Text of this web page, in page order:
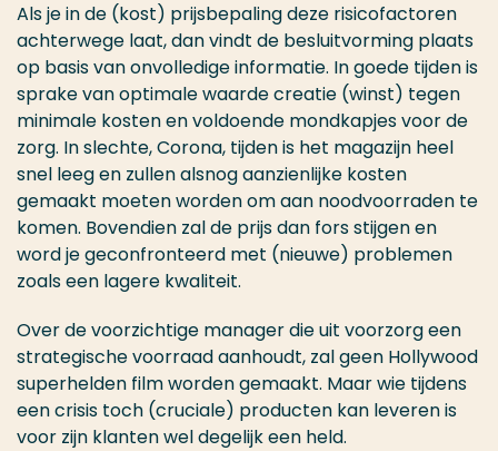
Als je in de (kost) prijsbepaling deze risicofactoren
achterwege laat, dan vindt de besluitvorming plaats
op basis van onvolledige informatie. In goede tijden is
sprake van optimale waarde creatie (winst) tegen
minimale kosten en voldoende mondkapjes voor de
zorg. In slechte, Corona, tijden is het magazijn heel
snel leeg en zullen alsnog aanzienlijke kosten
gemaakt moeten worden om aan noodvoorraden te
komen. Bovendien zal de prijs dan fors stijgen en
word je geconfronteerd met (nieuwe) problemen
zoals een lagere kwaliteit.
Over de voorzichtige manager die uit voorzorg een
strategische voorraad aanhoudt, zal geen Hollywood
superhelden film worden gemaakt. Maar wie tijdens
een crisis toch (cruciale) producten kan leveren is
voor zijn klanten wel degelijk een held.